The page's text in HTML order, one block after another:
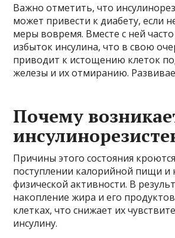
Важно отметить, что
может привести к диабету, если
меры вовремя. Вместе с ней
избыток инсулина, что в свою
приводит к истощению клеток
железы и их отмиранию.
Почему
Причины этого состояния
поступлении калорийной пищи и
физической активности. В
накопление жира и его
клетках, что снижает их
инсулину.